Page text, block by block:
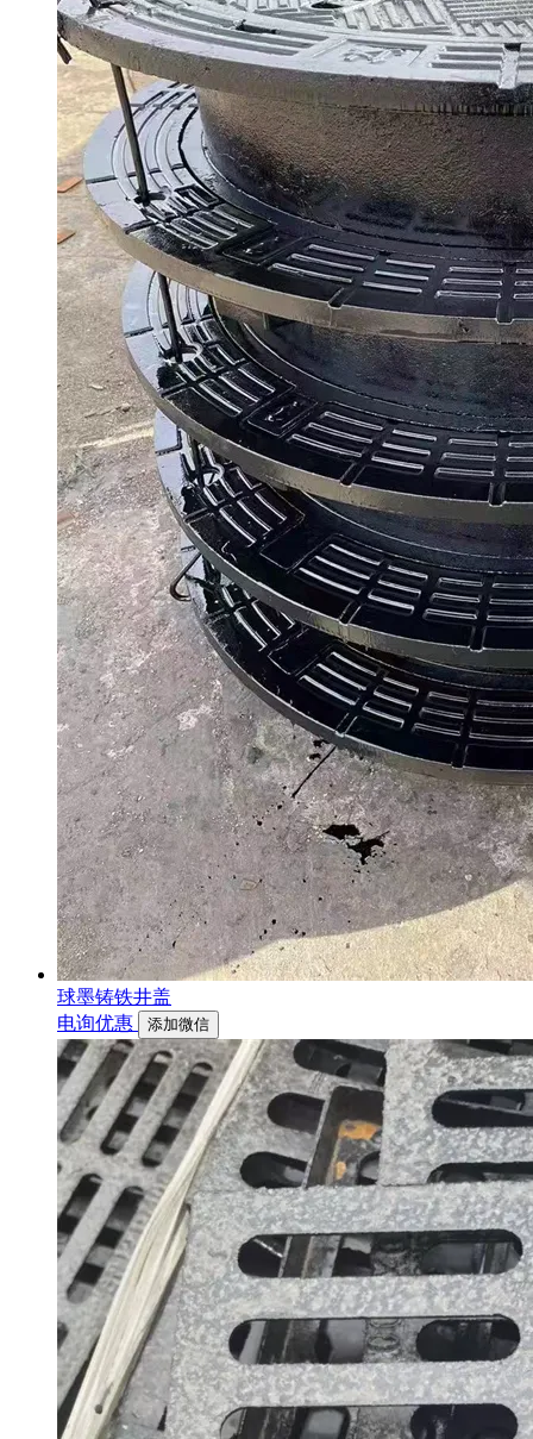
球墨铸铁井盖
电询优惠
添加微信